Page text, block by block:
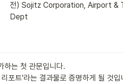
전) Sojitz Corporation, Airport &
Dept
하는 첫 관문입니다.
포트'라는 결과물로 증명하게 될 것입